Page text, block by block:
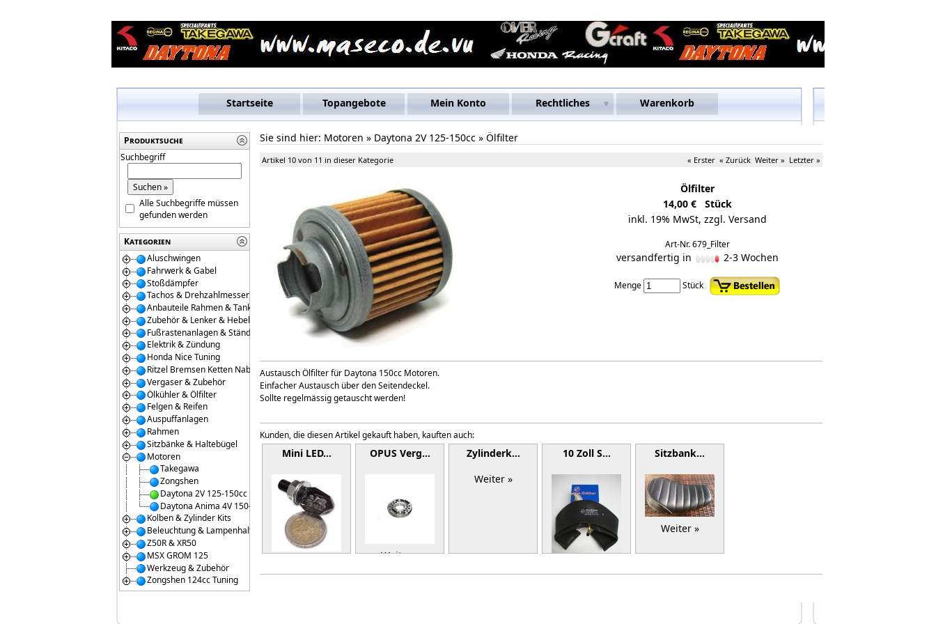
Startseite Topangebote Mein Konto Rechtliches Warenkorb
Produktsuche
Suchbegriff
Alle Suchbegriffe müssen
gefunden werden
Kategorien
Aluschwingen
Fahrwerk & Gabel
Stoßdämpfer
Tachos & Drehzahlmesser
Anbauteile Rahmen & Tanks
Zubehör & Lenker & Hebel
Fußrastenanlagen & Ständer
Elektrik & Zündung
Honda Nice Tuning
Ritzel Bremsen Ketten Naben
Vergaser & Zubehör
Ölkühler & Ölfilter
Felgen & Reifen
Auspuffanlagen
Rahmen
Sitzbänke & Haltebügel
Motoren
Takegawa
Zongshen
Daytona 2V 125-150cc
Daytona Anima 4V 150-190cc
Kolben & Zylinder Kits
Beleuchtung & Lampenhalter
Z50R & XR50
MSX GROM 125
Werkzeug & Zubehör
Zongshen 124cc Tuning
Sie sind hier: Motoren » Daytona 2V 125-150cc » Ölfilter
Artikel 10 von 11 in dieser Kategorie « Erster « Zurück Weiter » Letzter »
Ölfilter
14,00 € Stück
inkl. 19% MwSt, zzgl. Versand
Art-Nr. 679_Filter
versandfertig in 2-3 Wochen
Menge Stück
Austausch Ölfilter für Daytona 150cc Motoren.
Einfacher Austausch über den Seitendeckel.
Sollte regelmässig getauscht werden!
Kunden, die diesen Artikel gekauft haben, kauften auch:
Mini LED… OPUS Verg…
Weiter »
Zylinderk…
Weiter »
10 Zoll S… Sitzbank…
Weiter »